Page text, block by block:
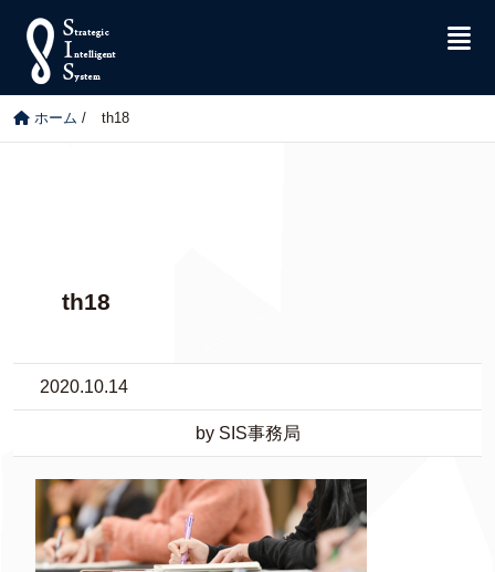
ホーム / th18
th18
2020.10.14
by SIS事務局